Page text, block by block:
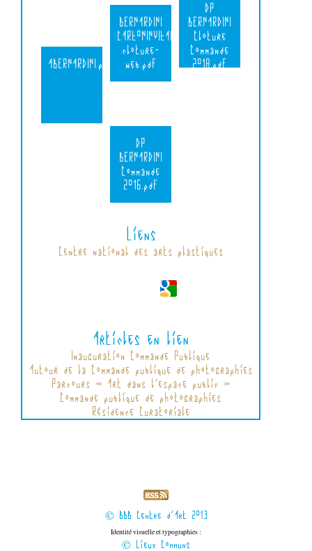
ABERNARDINI.pdf
BERNARDINI
CARTONINVITATION-
cloture-
web.pdf
DP
BERNARDINI
Cloture
Commande
2018.pdf
DP
BERNARDINI
Commande
2016.pdf
Liens
Centre national des arts plastiques
Articles en lien
Inauguration Commande Publique
Autour de la Commande publique de photographies
Parcours « Art dans l'espace public »
Commande publique de photographies
Résidence Curatoriale
© BBB Centre d'Art 2013
Identité visuelle et typographies :
© Lieux Communs